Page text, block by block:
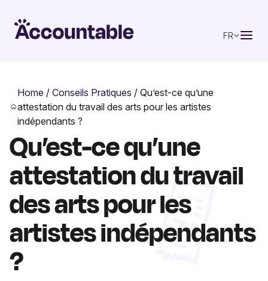
FR
Home / Conseils Pratiques / Qu’est-ce qu’une
attestation du travail des arts pour les artistes
indépendants ?
Qu’est-ce qu’une
attestation du travail
des arts pour les
artistes indépendants
?